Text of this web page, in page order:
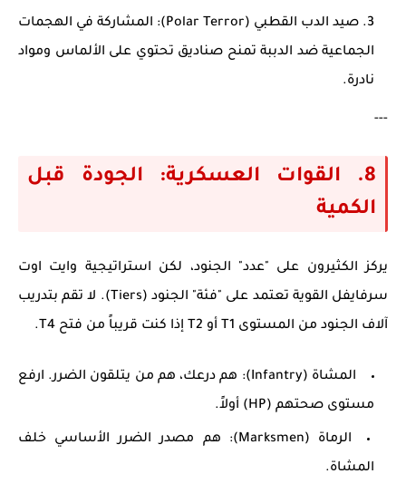
صيد الدب القطبي (Polar Terror):
المشاركة في الهجمات
الجماعية ضد الدببة تمنح صناديق تحتوي على الألماس ومواد
نادرة.
---
8. القوات العسكرية: الجودة قبل
الكمية
يركز الكثيرون على "عدد" الجنود، لكن استراتيجية وايت اوت
سرفايفل
القوية تعتمد على "فئة" الجنود (Tiers). لا تقم بتدريب
آلاف الجنود من المستوى T1 أو T2 إذا كنت قريباً من فتح T4.
المشاة (Infantry):
هم درعك، هم من يتلقون الضرر. ارفع
مستوى صحتهم (HP) أولاً.
الرماة (Marksmen):
هم مصدر الضرر الأساسي خلف
المشاة.